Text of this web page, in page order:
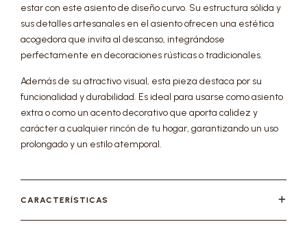
estar con este asiento de diseño curvo. Su estructura sólida y
sus detalles artesanales en el asiento ofrecen una estética
acogedora que invita al descanso, integrándose
perfectamente en decoraciones rústicas o tradicionales.
Además de su atractivo visual, esta pieza destaca por su
funcionalidad y durabilidad. Es ideal para usarse como asiento
extra o como un acento decorativo que aporta calidez y
carácter a cualquier rincón de tu hogar, garantizando un uso
prolongado y un estilo atemporal.
CARACTERÍSTICAS